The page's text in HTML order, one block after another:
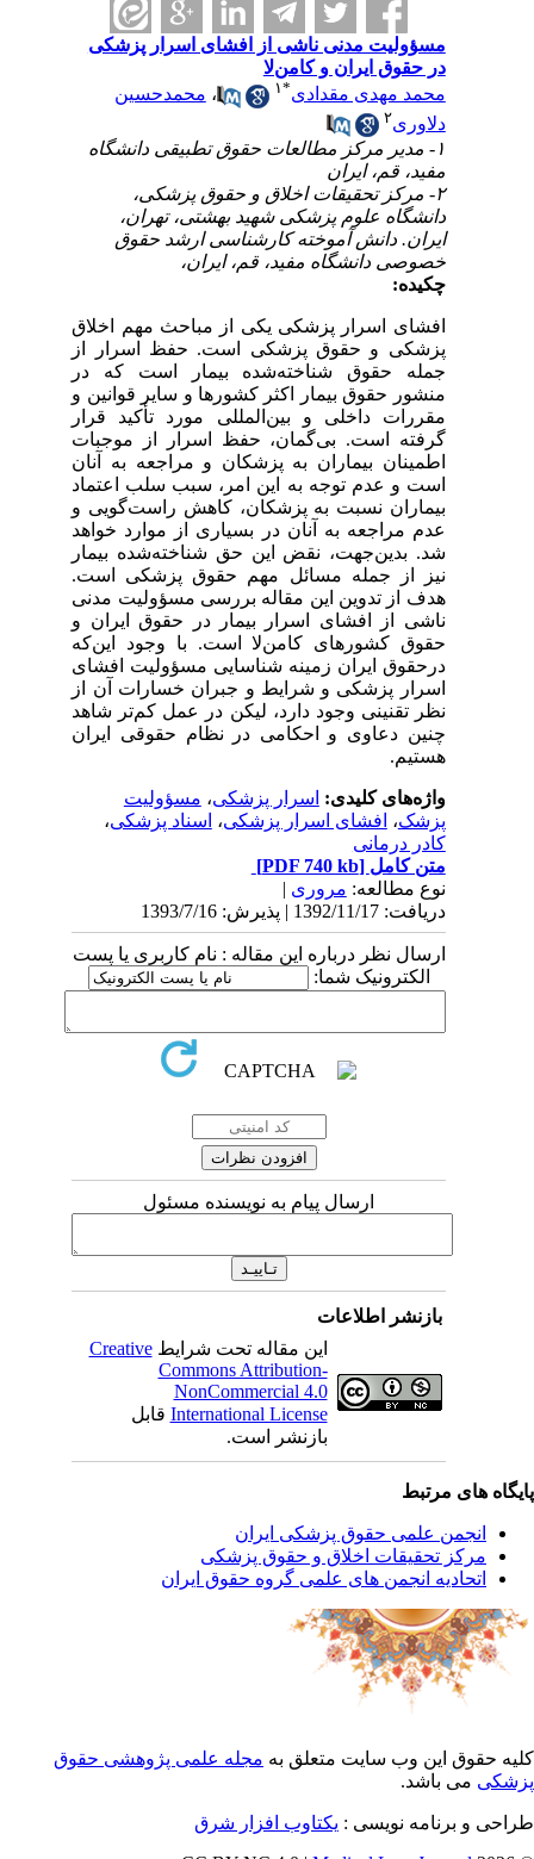
مسؤولیت مدنی ناشی از افشای اسرار پزشکی
در حقوق ایران‌ و‌ کامن‌لا
محمد مهدی مقدادی* ۱ ،محمدحسین
دلاوری
۱- مدیر مرکز مطالعات حقوق تطبیقی دانشگاه
مفید، قم، ایران
۲- مرکز تحقیقات اخلاق و حقوق پزشکی،
دانشگاه علوم پزشکی شهید بهشتی، تهران،
ایران. دانش آموخته کارشناسی ارشد حقوق
خصوصی دانشگاه مفید، قم، ایران،
چکیده:
افشای اسرار پزشکی یکی از مباحث مهم اخلاق
پزشکی و حقوق پزشکی است. حفظ اسرار از
جمله حقوق شناخته‌شده بیمار است که در
منشور حقوق بیمار اکثر کشورها و سایر قوانین و
مقررات داخلی و بین‌المللی مورد تأکید قرار
گرفته است. بی‌گمان، حفظ اسرار از موجبات
اطمینان بیماران به پزشکان و مراجعه به آنان
است و عدم توجه به این امر، سبب سلب اعتماد
بیماران نسبت به پزشکان، کاهش راست‌گویی و
عدم مراجعه به آنان در بسیاری از موارد خواهد
شد. بدین‌جهت، نقض این حق شناخته‌شده بیمار
نیز از جمله مسائل مهم حقوق پزشکی است.
هدف از تدوین این مقاله بررسی مسؤولیت مدنی
ناشی از افشای اسرار بیمار در حقوق ایران و
حقوق کشورهای کامن‌لا است. با وجود این‌که
درحقوق ایران زمینه شناسایی مسؤولیت افشای
اسرار پزشکی و شرایط و جبران خسارات آن از
نظر تقنینی وجود دارد، لیکن در عمل کم‌تر شاهد
چنین دعاوی و احکامی در نظام حقوقی ایران
هستیم.
واژه‌های کلیدی:اسرار پزشکی،مسؤولیت
پزشک،افشای اسرار پزشکی،اسناد پزشکی،
کادر درمانی
متن کامل[PDF 740 kb]
نوع مطالعه:مروری|
دریافت: 1392/11/17 | پذیرش: 1393/7/16
ارسال نظر درباره این مقاله : نام کاربری یا پست
الکترونیک شما:
ارسال پیام به نویسنده مسئول
بازنشر اطلاعات
این مقاله تحت شرایطCreative
Commons Attribution-
NonCommercial 4.0
International Licenseقابل
بازنشر است.
های مرتبط
انجمن علمی حقوق پزشکی ایران
مرکز تحقیقات اخلاق و حقوق پزشکی
اتحادیه انجمن های علمی گروه حقوق ایران
حقوق این وب سایت متعلق بهمجله علمی پژوهشی حقوق
می باشد.
و برنامه نویسی : یکتاوب افزار شرق